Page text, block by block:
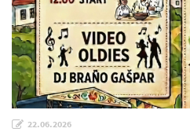
22.06.2026